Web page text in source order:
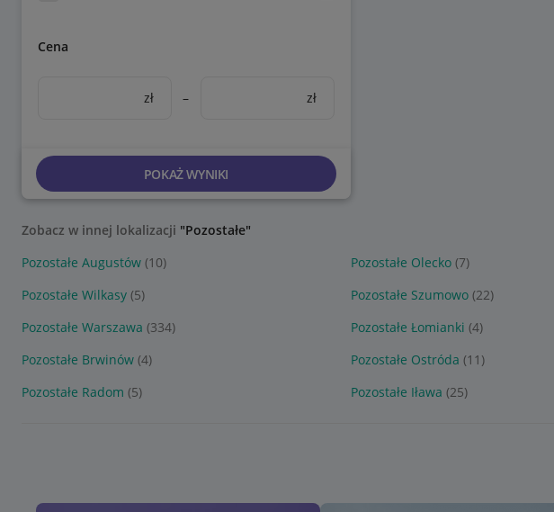
Cena
zł – zł
POKAŻ WYNIKI
Zobacz w innej lokalizacji "Pozostałe"
Pozostałe Augustów (10) Pozostałe Olecko (7)
Pozostałe Wilkasy (5) Pozostałe Szumowo (22)
Pozostałe Warszawa (334) Pozostałe Łomianki (4)
Pozostałe Brwinów (4) Pozostałe Ostróda (11)
Pozostałe Radom (5) Pozostałe Iława (25)